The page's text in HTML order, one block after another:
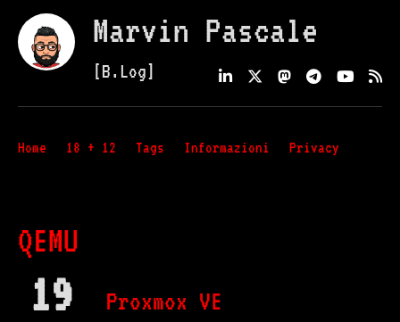
Marvin Pascale
[B.Log]
Home 18 + 12 Tags Informazioni Privacy
QEMU
19 Proxmox VE